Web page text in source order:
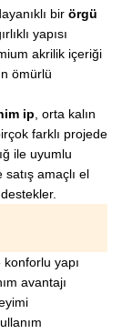
bir örgü
yapısı
akrilik içeriği
ömürlü
ip , orta kalın
farklı projede
ile uyumlu
amaçlı el
yapı
avantajı